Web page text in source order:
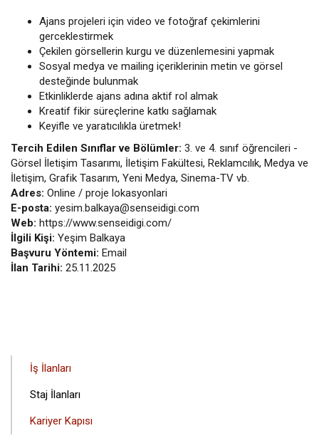
Ajans projeleri için video ve fotoğraf çekimlerini
gerceklestirmek
Çekilen görsellerin kurgu ve düzenlemesini yapmak
Sosyal medya ve mailing içeriklerinin metin ve görsel
desteğinde bulunmak
Etkinliklerde ajans adına aktif rol almak
Kreatif fikir süreçlerine katkı sağlamak
Keyifle ve yaratıcılıkla üretmek!
Tercih Edilen Sınıflar ve Bölümler: 3. ve 4. sınıf öğrencileri -
Görsel İletişim Tasarımı, İletişim Fakültesi, Reklamcılık, Medya ve
İletişim, Grafik Tasarım, Yeni Medya, Sinema-TV vb.
Adres: Online / proje lokasyonlari
E-posta: yesim.balkaya@senseidigi.com
Web: https://www.senseidigi.com/
İlgili Kişi: Yeşim Balkaya
Başvuru Yöntemi: Email
İlan Tarihi: 25.11.2025
ANA
GEZINTI
MENÜSÜ
İş İlanları
Staj İlanları
Kariyer Kapısı